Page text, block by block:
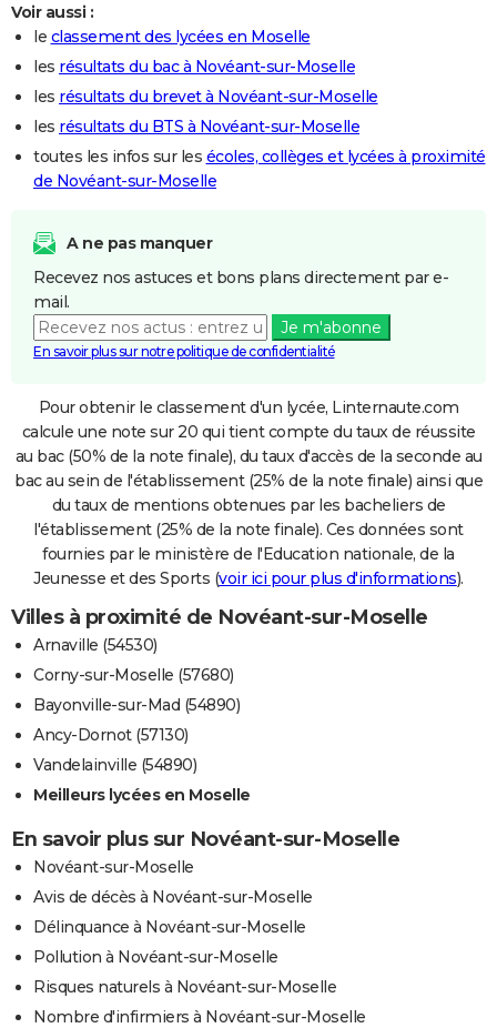
Voir aussi :
le classement des lycées en Moselle
les résultats du bac à Novéant-sur-Moselle
les résultats du brevet à Novéant-sur-Moselle
les résultats du BTS à Novéant-sur-Moselle
toutes les infos sur les écoles, collèges et lycées à proximité
de Novéant-sur-Moselle
A ne pas manquer
Recevez nos astuces et bons plans directement par e-
mail.
Je m'abonne
En savoir plus sur notre politique de confidentialité
Pour obtenir le classement d'un lycée, Linternaute.com
calcule une note sur 20 qui tient compte du taux de réussite
au bac (50% de la note finale), du taux d'accès de la seconde au
bac au sein de l'établissement (25% de la note finale) ainsi que
du taux de mentions obtenues par les bacheliers de
l'établissement (25% de la note finale). Ces données sont
fournies par le ministère de l'Education nationale, de la
Jeunesse et des Sports (voir ici pour plus d'informations).
Villes à proximité de Novéant-sur-Moselle
Arnaville (54530)
Corny-sur-Moselle (57680)
Bayonville-sur-Mad (54890)
Ancy-Dornot (57130)
Vandelainville (54890)
Meilleurs lycées en Moselle
En savoir plus sur Novéant-sur-Moselle
Novéant-sur-Moselle
Avis de décès à Novéant-sur-Moselle
Délinquance à Novéant-sur-Moselle
Pollution à Novéant-sur-Moselle
Risques naturels à Novéant-sur-Moselle
Nombre d'infirmiers à Novéant-sur-Moselle